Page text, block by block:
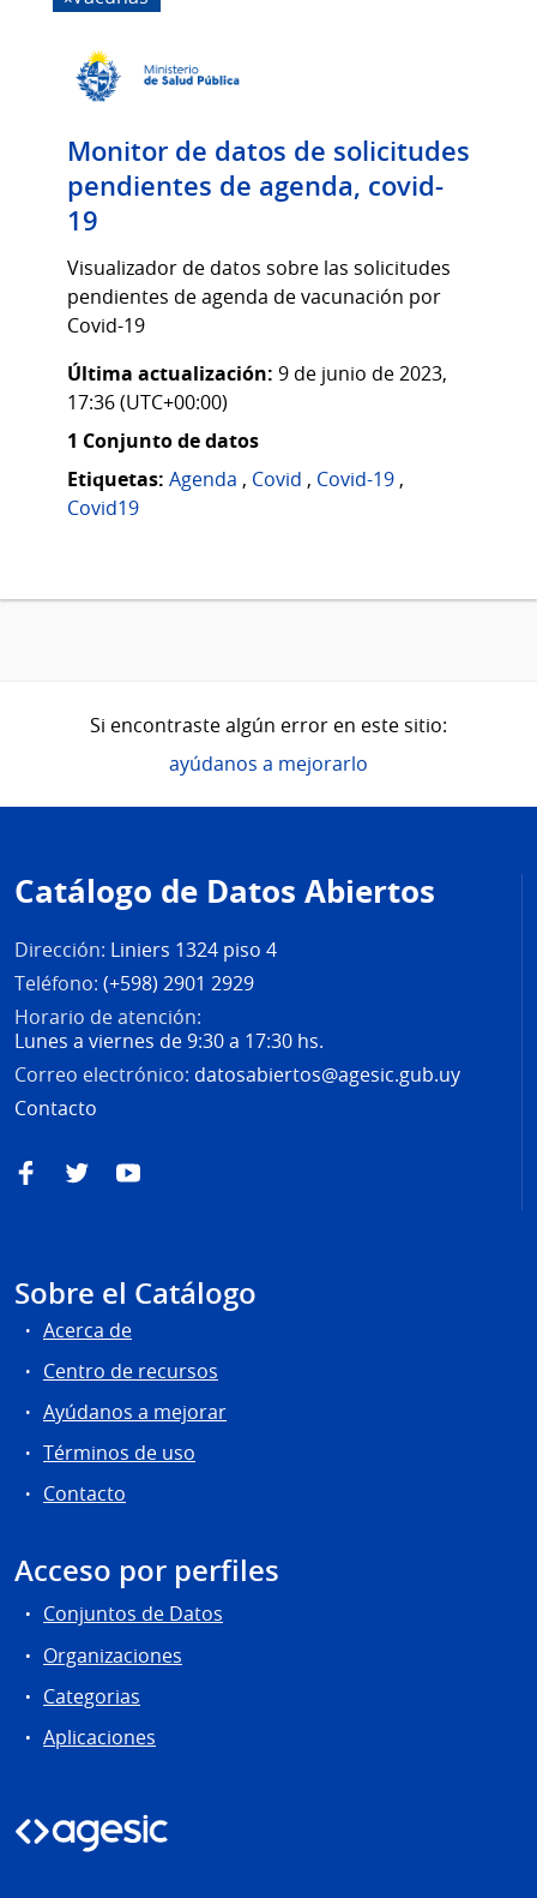
Monitor de datos de solicitudes
pendientes de agenda, covid-
19
Visualizador de datos sobre las solicitudes
pendientes de agenda de vacunación por
Covid-19
Última actualización: 9 de junio de 2023,
17:36 (UTC+00:00)
1 Conjunto de datos
Etiquetas: Agenda , Covid , Covid-19,
Covid19
Si encontraste algún error en este sitio:
ayúdanos a mejorarlo
de
página
Catálogo de Datos Abiertos
Dirección: Liniers 1324 piso 4
Teléfono: (+598) 2901 2929
Horario de atención:
Lunes a viernes de 9:30 a 17:30 hs.
Correo electrónico: datosabiertos@agesic.gub.uy
Contacto
FacebookTwitterYouTube
Sobre el Catálogo
Acerca de
Centro de recursos
Ayúdanos a mejorar
Términos de uso
Contacto
Acceso por perfiles
Conjuntos de Datos
Organizaciones
Categorias
Aplicaciones